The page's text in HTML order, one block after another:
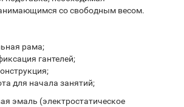
со свободным весом.
рама;
гантелей;
для начала занятий;
эмаль (электростатическое